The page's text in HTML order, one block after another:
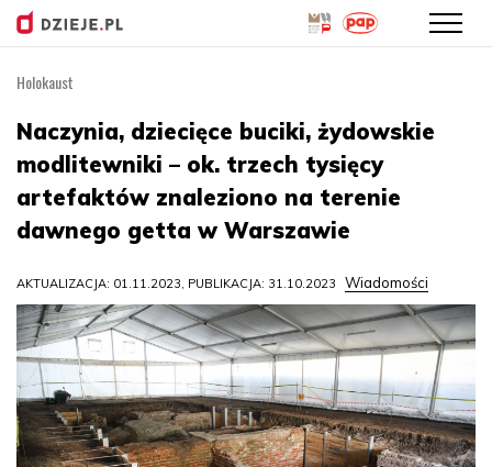
treści
Holokaust
Naczynia, dziecięce buciki, żydowskie
modlitewniki – ok. trzech tysięcy
artefaktów znaleziono na terenie
dawnego getta w Warszawie
AKTUALIZACJA: 01.11.2023, PUBLIKACJA: 31.10.2023 Wiadomości